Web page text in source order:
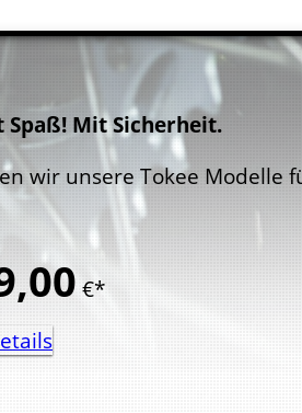
Mit Sicherheit.
wir unsere Tokee Modelle
00 €*